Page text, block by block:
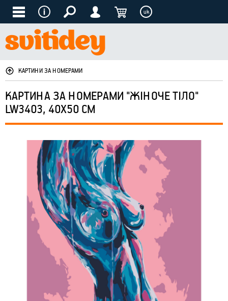
uk
КАРТИНИ ЗА НОМЕРАМИ
КАРТИНА ЗА НОМЕРАМИ "ЖІНОЧЕ ТІЛО"
LW3403, 40Х50 СМ